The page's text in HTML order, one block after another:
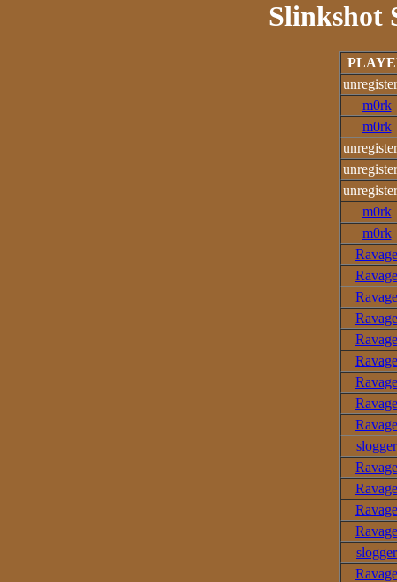
Slinkshot
m0rk
m0rk
m0rk
m0rk
Ravage
Ravage
Ravage
Ravage
Ravage
Ravage
Ravage
Ravage
Ravage
slogger
Ravage
Ravage
Ravage
Ravage
slogger
Ravage